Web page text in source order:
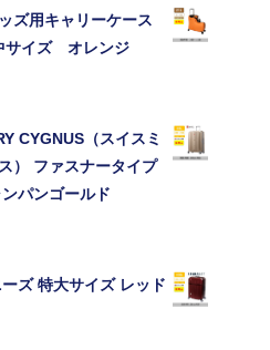
ズ用キャリーケース
サイズ オレンジ
CYGNUS（スイスミ
） ファスナータイプ
パンゴールド
ズ 特大サイズ レッド